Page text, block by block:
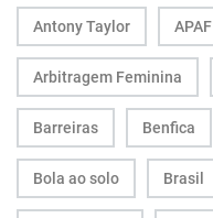
Antony Taylor APAF
Arbitragem Feminina
Barreiras Benfica
Bola ao solo Brasil